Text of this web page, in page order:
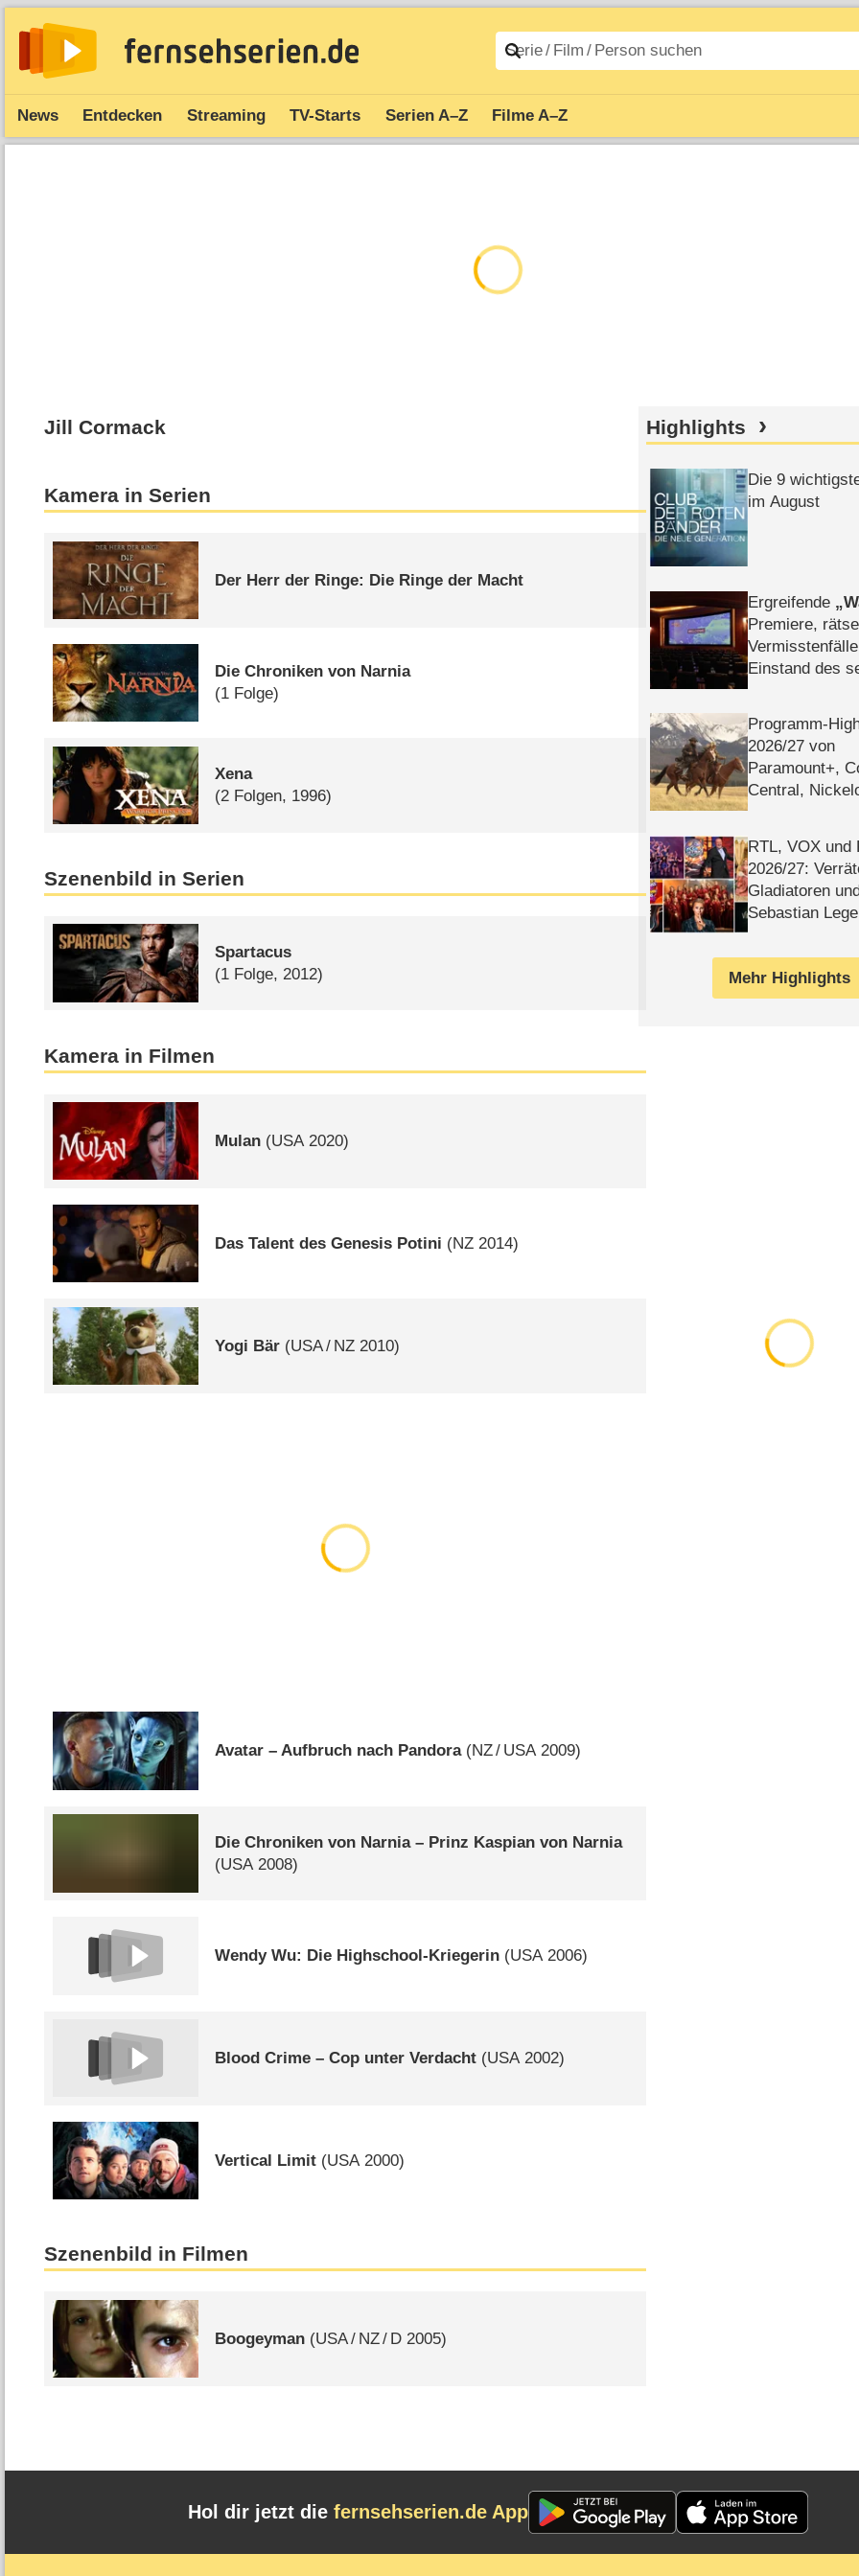
News Entdecken Streaming TV-Starts Serien A–Z Filme A–Z
Jill Cormack
Kamera in Serien
Der Herr der Ringe: Die Ringe der Macht
Die Chroniken von Narnia
(1 Folge)
Xena
(2 Folgen, 1996)
Szenenbild in Serien
Spartacus
(1 Folge, 2012)
Kamera in Filmen
Mulan (USA2020)
Das Talent des Genesis Potini (NZ 2014)
Yogi Bär (USA/ NZ 2010)
Avatar – Aufbruch nach Pandora(NZ/ USA2009)
Die Chroniken von Narnia – Prinz Kaspian von Narnia
(USA2008)
Wendy Wu: Die Highschool-Kriegerin (USA2006)
Blood Crime – Cop unter Verdacht (USA2002)
Vertical Limit (USA2000)
Szenenbild in Filmen
Boogeyman (USA/ NZ/ D 2005)
Highlights
Die 9
im August
Ergreifende
Premiere,
Einstand des
Programm-
2026/​27 von
Paramount+,
Central,
RTL, VOX und
2026/​27:
Gladiatoren
Sebastian Lege
Mehr Highlights
Hol dir jetzt die fernsehserien.de App